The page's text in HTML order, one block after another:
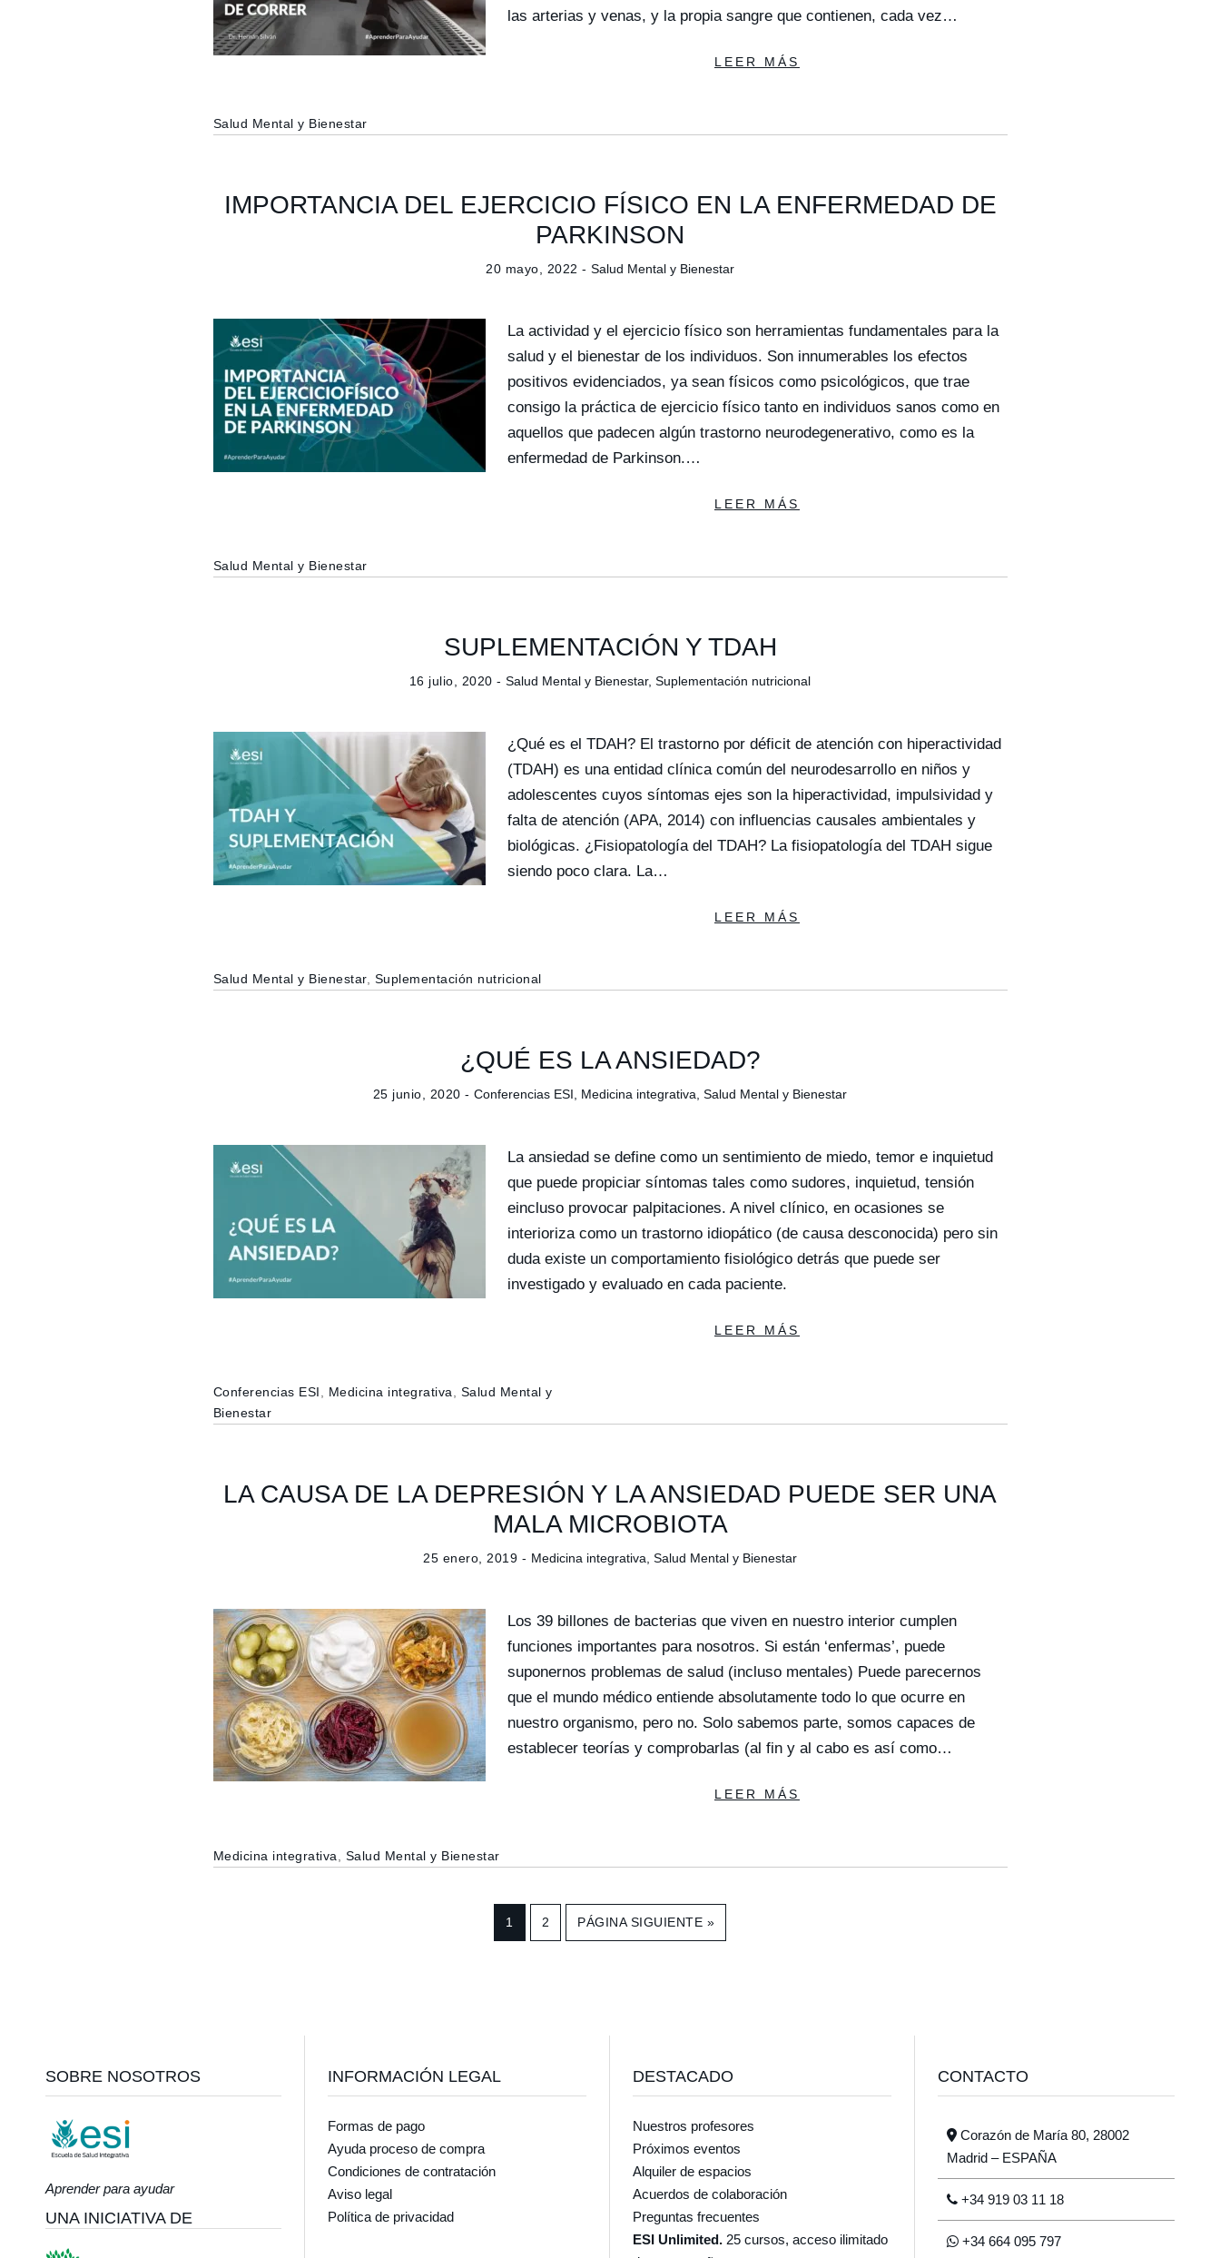
las arterias y venas, y la propia sangre que contienen, cada vez…
LEER MÁS
Salud Mental y Bienestar
IMPORTANCIA DEL EJERCICIO FÍSICO EN LA ENFERMEDAD DE
PARKINSON
20 mayo, 2022 - Salud Mental y Bienestar
La actividad y el ejercicio físico son herramientas fundamentales para la
salud y el bienestar de los individuos. Son innumerables los efectos
positivos evidenciados, ya sean físicos como psicológicos, que trae
consigo la práctica de ejercicio físico tanto en individuos sanos como en
aquellos que padecen algún trastorno neurodegenerativo, como es la
enfermedad de Parkinson.…
LEER MÁS
Salud Mental y Bienestar
SUPLEMENTACIÓN Y TDAH
16 julio, 2020 -Salud Mental y Bienestar,Suplementación nutricional
¿Qué es el TDAH? El trastorno por déficit de atención con hiperactividad
(TDAH) es una entidad clínica común del neurodesarrollo en niños y
adolescentes cuyos síntomas ejes son la hiperactividad, impulsividad y
falta de atención (APA, 2014) con influencias causales ambientales y
biológicas. ¿Fisiopatología del TDAH? La fisiopatología del TDAH sigue
siendo poco clara. La…
LEER MÁS
Salud Mental y Bienestar, Suplementación nutricional
¿QUÉ ES LA ANSIEDAD?
25 junio, 2020 -Conferencias ESI Medicina integrativa ,Salud Mental y Bienestar
La ansiedad se define como un sentimiento de miedo, temor e inquietud
que puede propiciar síntomas tales como sudores, inquietud, tensión
eincluso provocar palpitaciones. A nivel clínico, en ocasiones se
interioriza como un trastorno idiopático (de causa desconocida) pero sin
duda existe un comportamiento fisiológico detrás que puede ser
investigado y evaluado en cada paciente.
LEER MÁS
Conferencias ESI Medicina integrativa
Salud Mental y
Bienestar
LA CAUSA DE LA DEPRESIÓN Y LA ANSIEDAD PUEDE SER UNA
MALA MICROBIOTA
25 enero, 2019 - Medicina integrativa Salud Mental y Bienestar
Los 39 billones de bacterias que viven en nuestro interior cumplen
funciones importantes para nosotros. Si están ‘enfermas’, puede
suponernos problemas de salud (incluso mentales) Puede parecernos
que el mundo médico entiende absolutamente todo lo que ocurre en
nuestro organismo, pero no. Solo sabemos parte, somos capaces de
establecer teorías y comprobarlas (al fin y al cabo es así como…
LEER MÁS
Medicina integrativa Salud Mental y Bienestar
IR
A
1
IR
A
2
IR
A
PÁGINA SIGUIENTE »
SOBRE NOSOTROS
Aprender para ayudar
UNA INICIATIVA DE
INFORMACIÓN LEGAL
Formas de pago
Ayuda proceso de compra
Condiciones de contratación
Aviso legal
Política de privacidad
DESTACADO
Nuestros profesores
Próximos eventos
Alquiler de espacios
Acuerdos de colaboración
Preguntas frecuentes
ESI Unlimited. 25 cursos, acceso ilimitado
CONTACTO
Corazón de María 80, 28002
Madrid – ESPAÑA
+34 919 03 11 18
+34 664 095 797